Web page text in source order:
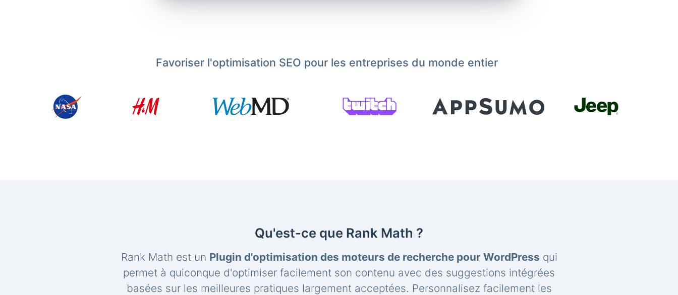
Favoriser l'optimisation SEO pour les entreprises du monde entier
Qu'est-ce que Rank Math ?
Rank Math est un Plugin d'optimisation des moteurs de recherche pour WordPress qui
permet à quiconque d'optimiser facilement son contenu avec des suggestions intégrées
basées sur les meilleures pratiques largement acceptées. Personnalisez facilement les